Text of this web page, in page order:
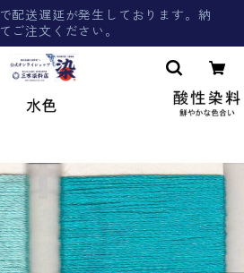
配送遅延が発生しております。納
ご注文ください。